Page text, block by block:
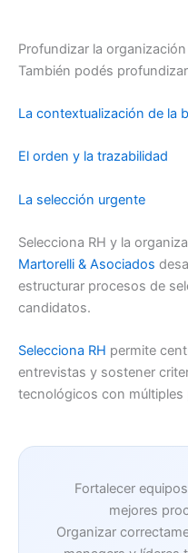
Profundizar la
También podés
La contextualización de la
El orden y la trazabilidad
La selección urgente
Selecciona RH y la
Martorelli & Asociados
estructurar procesos de
candidatos.
Selecciona RH permite
entrevistas y sostener
tecnológicos con múltiples
Fortalecer
mejores
Organizar